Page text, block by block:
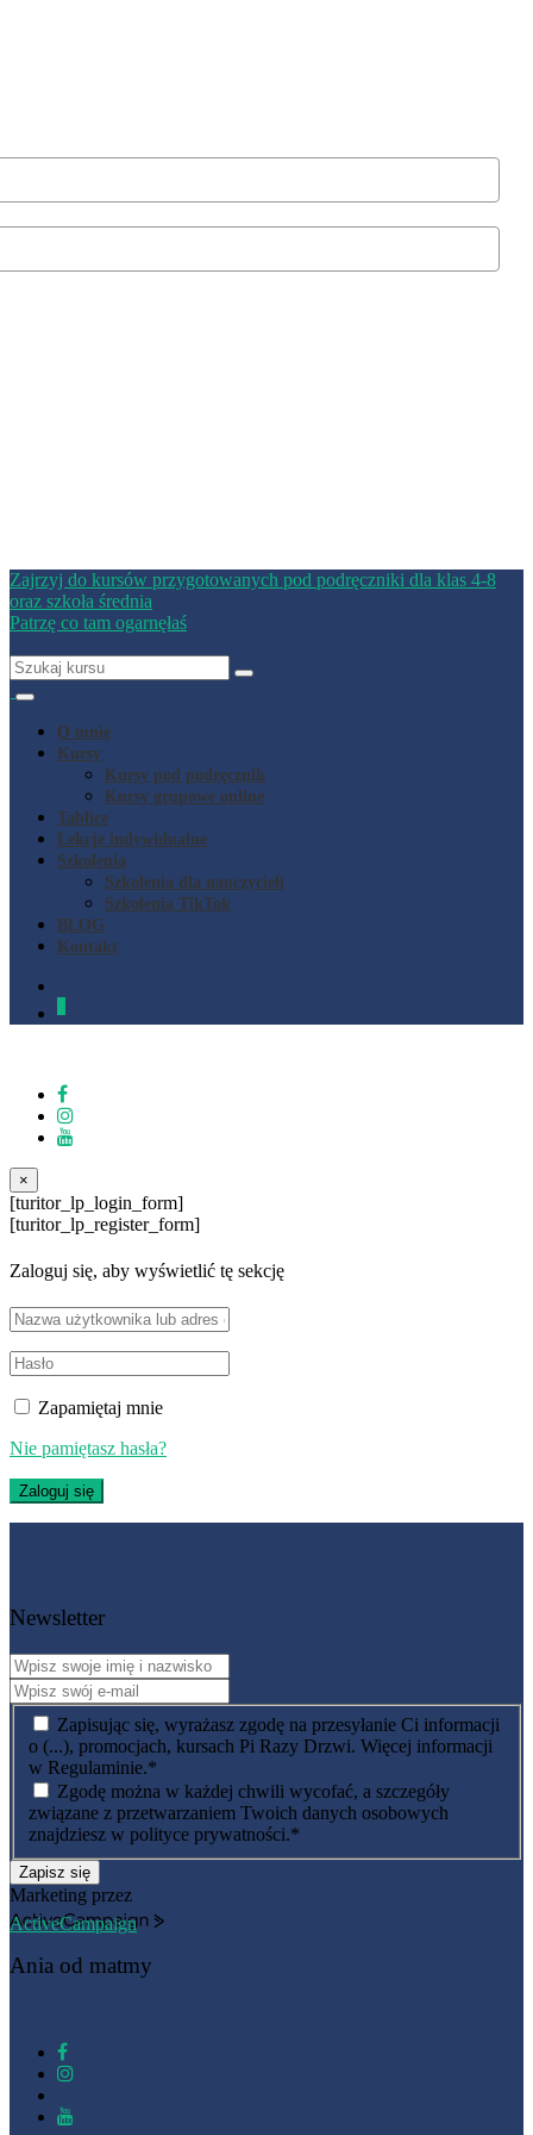
Zajrzyj do kursów przygotowanych pod podręczniki dla klas 4-8
oraz szkoła średnia
Patrzę co tam ogarnęłaś
O mnie
Kursy
Kursy pod podręcznik
Kursy grupowe online
Tablice
Lekcje indywidualne
Szkolenia
Szkolenia dla nauczycieli
Szkolenia TikTok
BLOG
Kontakt
×
[turitor_lp_login_form]
[turitor_lp_register_form]
Zaloguj się, aby wyświetlić tę sekcję
Zapamiętaj mnie
Nie pamiętasz hasła?
Newsletter
Zapisując się, wyrażasz zgodę na przesyłanie Ci informacji
o (...), promocjach, kursach Pi Razy Drzwi. Więcej informacji
w Regulaminie.*
Zgodę można w każdej chwili wycofać, a szczegóły
związane z przetwarzaniem Twoich danych osobowych
znajdziesz w polityce prywatności.*
Zapisz się
Marketing przez
ActiveCampaign
Ania od matmy